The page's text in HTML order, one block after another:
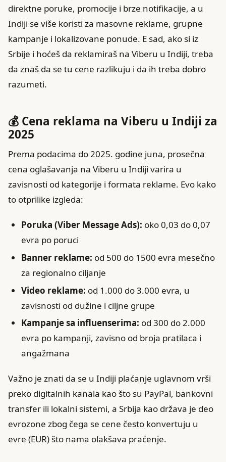
direktne poruke, promocije i brze notifikacije, a u
Indiji se više koristi za masovne reklame, grupne
kampanje i lokalizovane ponude. E sad, ako si iz
Srbije i hoćeš da reklamiraš na Viberu u Indiji, treba
da znaš da se tu cene razlikuju i da ih treba dobro
razumeti.
💰 Cena reklama na Viberu u Indiji za
2025
Prema podacima do 2025. godine juna, prosečna
cena oglašavanja na Viberu u Indiji varira u
zavisnosti od kategorije i formata reklame. Evo kako
to otprilike izgleda:
Poruka (Viber Message Ads): oko 0,03 do 0,07
evra po poruci
Banner reklame: od 500 do 1500 evra mesečno
za regionalno ciljanje
Video reklame: od 1.000 do 3.000 evra, u
zavisnosti od dužine i ciljne grupe
Kampanje sa influenserima: od 300 do 2.000
evra po kampanji, zavisno od broja pratilaca i
angažmana
Važno je znati da se u Indiji plaćanje uglavnom vrši
preko digitalnih kanala kao što su PayPal, bankovni
transfer ili lokalni sistemi, a Srbija kao država je deo
evrozone zbog čega se cene često konvertuju u
evre (EUR) što nama olakšava praćenje.